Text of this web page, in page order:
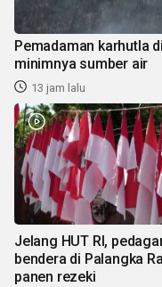
Pemadaman karhutla
minimnya sumber air
13 jam lalu
Jelang HUT RI,
bendera di Palangka
panen rezeki